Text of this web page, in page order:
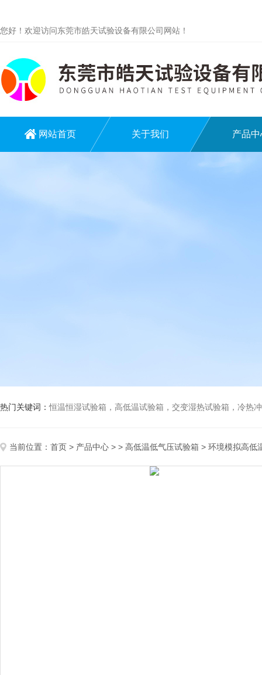
您好！欢迎访问东莞市皓天试验设备有限公司网站！
网站首页 关于我们 产品中
热门关键词：恒温恒湿试验箱，高低温试验箱，交变湿热试验箱，冷热冲击试验
当前位置： 首页 > 产品中心 > > 高低温低气压试验箱 > 环境模拟高低